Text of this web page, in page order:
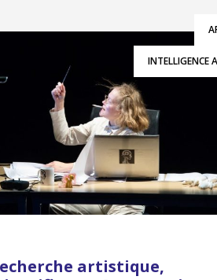
INTELLIGENCE
artistique,